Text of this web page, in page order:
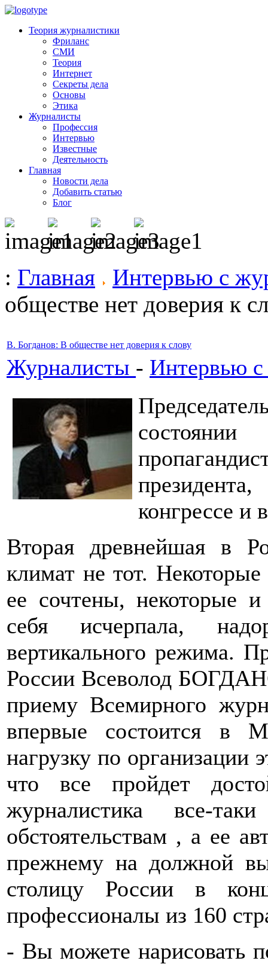
Теория журналистики
Фриланс
СМИ
Теория
Интернет
Секреты дела
Основы
Этика
Журналисты
Профессия
Интервью
Известные
Деятельность
Главная
Новости дела
Добавить статью
Блог
: Главная
Интервью с
обществе нет доверия к
В. Богданов: В обществе нет доверия к слову
Журналисты - Интервью
конгрессе и
Вторая древнейшая в
климат не тот.
ее сочтены, некоторые
себя исчерпала,
вертикального режима.
России Всеволод
приему Всемирного
впервые состоится в
нагрузку по организации
что все пройдет
журналистика все-
обстоятельствам , а ее
прежнему на должной
столицу России в
профессионалы из 160
- Вы можете нарисовать